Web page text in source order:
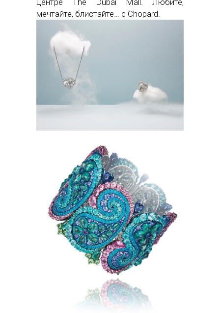
мечтайте, блистайте… с Chopard.